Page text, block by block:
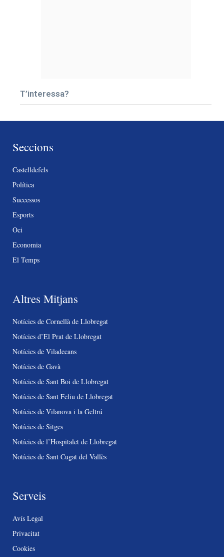
T’interessa?
Seccions
Castelldefels
Política
Successos
Esports
Oci
Economia
El Temps
Altres Mitjans
Notícies de Cornellà de Llobregat
Notícies d’El Prat de Llobregat
Notícies de Viladecans
Notícies de Gavà
Notícies de Sant Boi de Llobregat
Notícies de Sant Feliu de Llobregat
Notícies de Vilanova i la Geltrú
Notícies de Sitges
Notícies de l’Hospitalet de Llobregat
Notícies de Sant Cugat del Vallès
Serveis
Avís Legal
Privacitat
Cookies